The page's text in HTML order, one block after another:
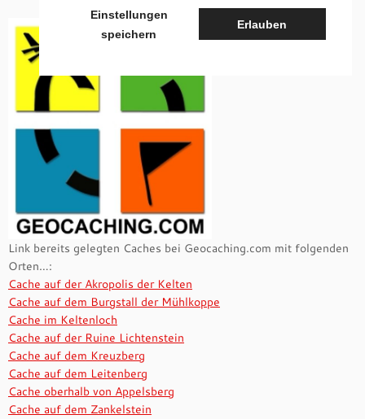
Link bereits gelegten Caches bei Geocaching.com mit folgenden
Orten…:
Cache auf der Akropolis der Kelten
Cache auf dem Burgstall der Mühlkoppe
Cache im Keltenloch
Cache auf der Ruine Lichtenstein
Cache auf dem Kreuzberg
Cache auf dem Leitenberg
Cache oberhalb von Appelsberg
Cache auf dem Zankelstein
Einstellungen
speichern
Erlauben